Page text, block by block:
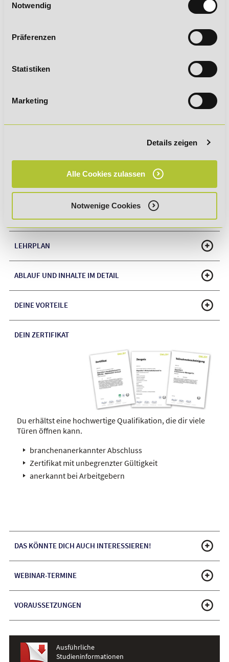
Notwendig
Präferenzen
Statistiken
Marketing
Details zeigen
Alle Cookies zulassen
Notwenige Cookies
LEHRPLAN
ABLAUF UND INHALTE IM DETAIL
DEINE VORTEILE
DEIN ZERTIFIKAT
Du erhältst eine hochwertige Qualifikation, die dir viele
Türen öffnen kann.
branchenanerkannter Abschluss
Zertifikat mit unbegrenzter Gültigkeit
anerkannt bei Arbeitgebern
DAS KÖNNTE DICH AUCH INTERESSIEREN!
WEBINAR-TERMINE
VORAUSSETZUNGEN
Ausführliche
Studieninformationen